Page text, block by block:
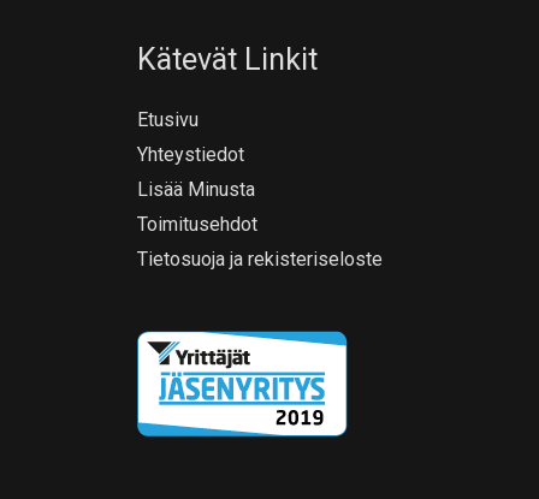
Kätevät Linkit
Etusivu
Yhteystiedot
Lisää Minusta
Toimitusehdot
Tietosuoja ja rekisteriseloste